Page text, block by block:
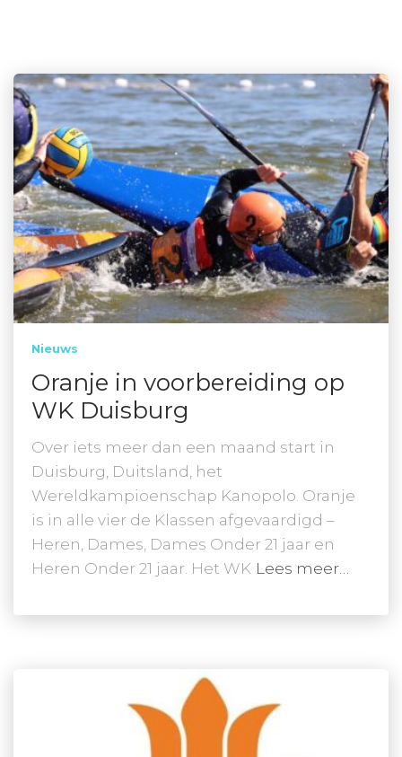
Nieuws
Oranje in voorbereiding op
WK Duisburg
Over iets meer dan een maand start in
Duisburg, Duitsland, het
Wereldkampioenschap Kanopolo. Oranje
is in alle vier de Klassen afgevaardigd –
Heren, Dames, Dames Onder 21 jaar en
Heren Onder 21 jaar. Het WK Lees meer…